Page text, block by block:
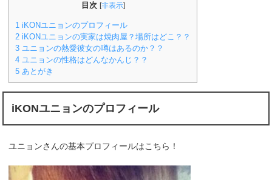
目次 [非表示]
1 iKONユニョンのプロフィール
2 iKONユニョンの実家は焼肉屋？場所はどこ？？
3 ユニョンの熱愛彼女の噂はあるのか？？
4 ユニョンの性格はどんなかんじ？？
5 あとがき
iKONユニョンのプロフィール
ユニョンさんの基本プロフィールはこちら！